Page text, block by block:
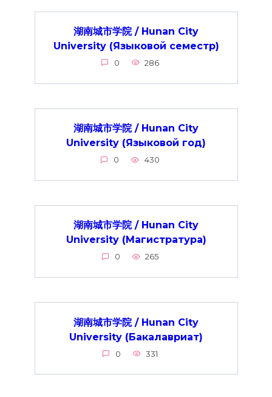
湖南城市学院 / Hunan City
University (Языковой семестр)
0 286
湖南城市学院 / Hunan City
University (Языковой год)
0 430
湖南城市学院 / Hunan City
University (Магистратура)
0 265
湖南城市学院 / Hunan City
University (Бакалавриат)
0 331